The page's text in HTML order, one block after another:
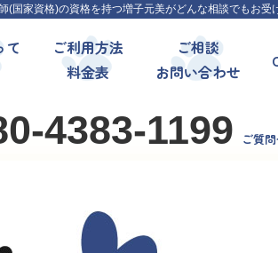
家資格)の資格を持つ増子元美がどんな相談でもお受
て
ご利用方法
料金表
ご相談
お問い合わせ
4383-1199 ご質